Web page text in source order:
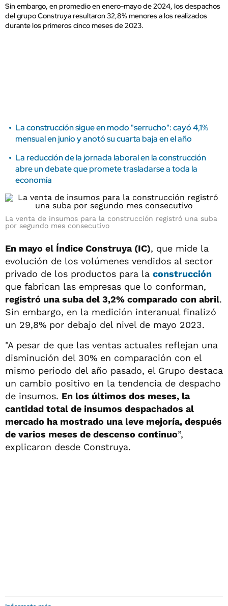
Sin embargo, en promedio en enero-mayo de 2024, los despachos
del grupo Construya resultaron 32,8% menores a los realizados
durante los primeros cinco meses de 2023.
La construcción sigue en modo "serrucho": cayó 4,1%
mensual en junio y anotó su cuarta baja en el año
La reducción de la jornada laboral en la construcción
abre un debate que promete trasladarse a toda la
economía
La venta de insumos para la construcción registró una suba
por segundo mes consecutivo
En mayo el Índice Construya (IC), que mide la
evolución de los volúmenes vendidos al sector
privado de los productos para la construcción
que fabrican las empresas que lo conforman,
registró una suba del 3,2% comparado con abril.
Sin embargo, en la medición interanual finalizó
un 29,8% por debajo del nivel de mayo 2023.
"A pesar de que las ventas actuales reflejan una
disminución del 30% en comparación con el
mismo periodo del año pasado, el Grupo destaca
un cambio positivo en la tendencia de despacho
de insumos. En los últimos dos meses, la
cantidad total de insumos despachados al
mercado ha mostrado una leve mejoría, después
de varios meses de descenso continuo”,
explicaron desde Construya.